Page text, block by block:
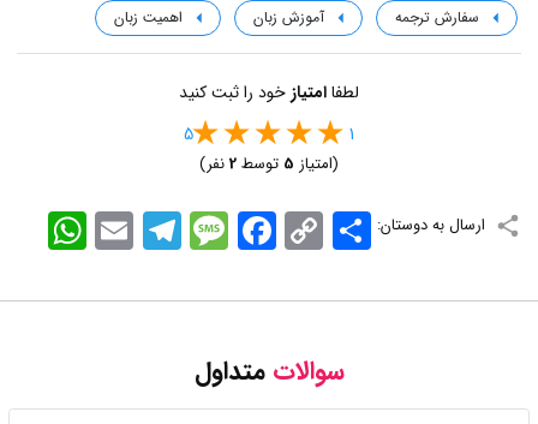
سفارش ترجمه آموزش زبان اهمیت زبان
لطفاامتیاز خود را ثبت کنید
1
5
(امتیاز 5 توسط2نفر)
ارسال به دوستان: WhatsApp EmailTelegramMessageFacebook Copy
Link
اشتراک
سوالاتمتداول